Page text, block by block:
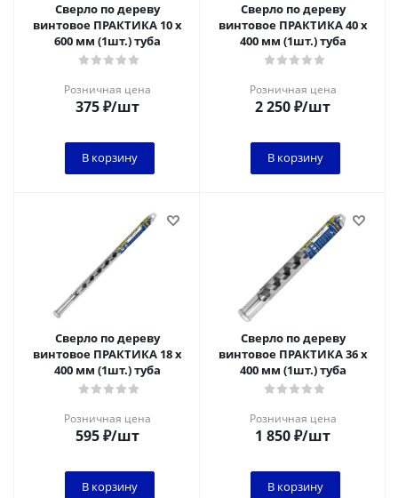
Сверло по дереву
винтовое ПРАКТИКА 10 х
600 мм (1шт.) туба
Розничная цена
375₽/шт
В корзину
Сверло по дереву
винтовое ПРАКТИКА 40 х
400 мм (1шт.) туба
Розничная цена
2 250₽/шт
В корзину
Сверло по дереву
винтовое ПРАКТИКА 18 х
400 мм (1шт.) туба
Розничная цена
595₽/шт
В корзину
Сверло по дереву
винтовое ПРАКТИКА 36 х
400 мм (1шт.) туба
Розничная цена
1 850₽/шт
В корзину